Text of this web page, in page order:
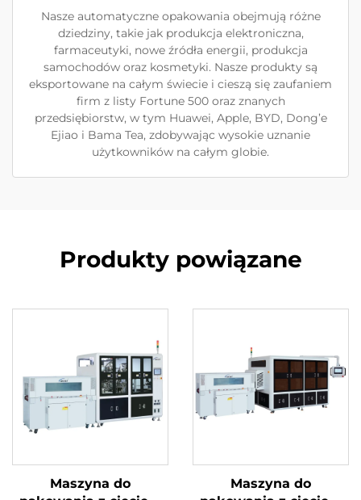
Nasze automatyczne opakowania obejmują różne
dziedziny, takie jak produkcja elektroniczna,
farmaceutyki, nowe źródła energii, produkcja
samochodów oraz kosmetyki. Nasze produkty są
eksportowane na całym świecie i cieszą się zaufaniem
firm z listy Fortune 500 oraz znanych
przedsiębiorstw, w tym Huawei, Apple, BYD, Dong’e
Ejiao i Bama Tea, zdobywając wysokie uznanie
użytkowników na całym globie.
Produkty powiązane
Maszyna do
Maszyna do